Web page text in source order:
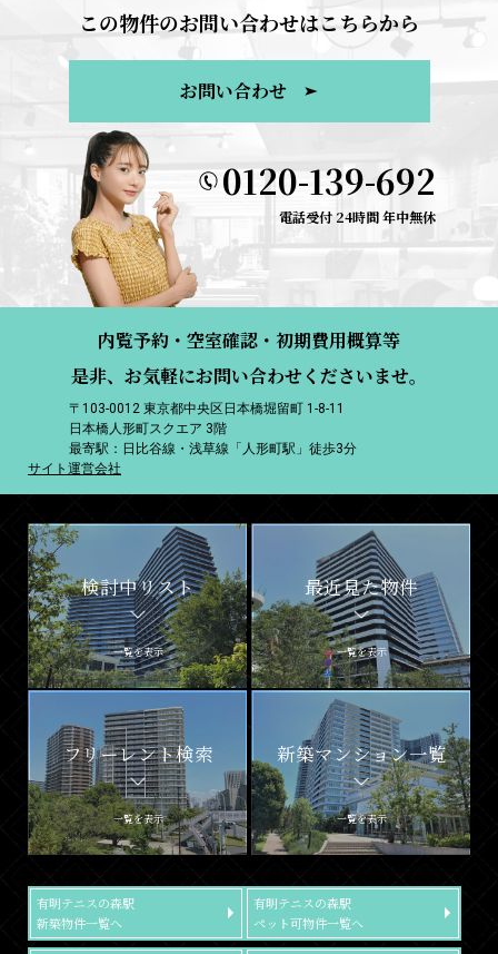
この物件のお問い合わせはこちらから
お問い合わせ
0120-139-692
電話受付 24時間 年中無休
内覧予約・空室確認・初期費用概算等
是非、お気軽にお問い合わせくださいませ。
〒103-0012 東京都中央区日本橋堀留町 1-8-11
日本橋人形町スクエア 3階
最寄駅：日比谷線・浅草線「人形町駅」徒歩3分
サイト運営会社
検討中リスト
一覧を表示
最近見た物件
一覧を表示
フリーレント検索
一覧を表示
新築マンション一覧
一覧を表示
有明テニスの森駅
新築物件一覧へ
有明テニスの森駅
ペット可物件一覧へ